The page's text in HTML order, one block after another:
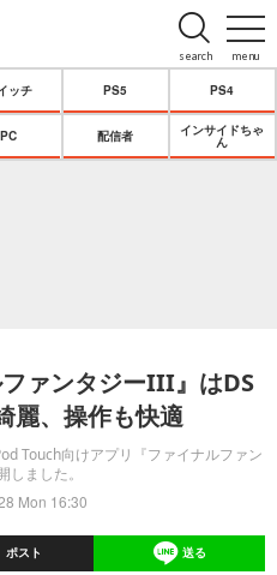
menu
search
ッチ PS5 PS4
PC 配信者
インサイドちゃ
ん
ァンタジーIII』はDS
麗、操作も快適
Touch向けアプリ『ファイナルファン
ました。
Mon 16:30
ポスト 送る